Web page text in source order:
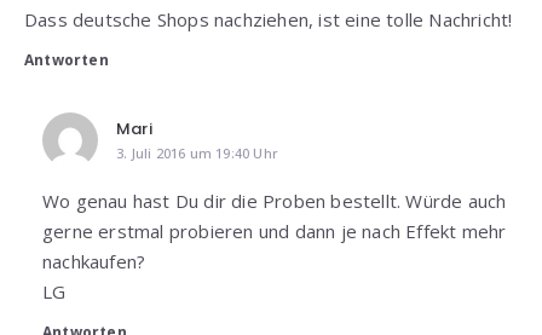
Dass deutsche Shops nachziehen, ist eine tolle Nachricht!
Antworten
Mari
3. Juli 2016 um 19:40 Uhr
Wo genau hast Du dir die Proben bestellt. Würde auch
gerne erstmal probieren und dann je nach Effekt mehr
nachkaufen?
LG